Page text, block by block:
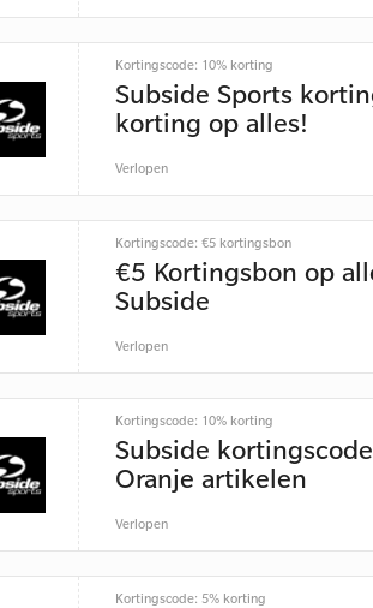
Kortingscode: 10% korting
Subside Sports
korting op alles!
Verlopen
Kortingscode: €5 kortingsbon
€5 Kortingsbon op
Subside
Verlopen
Kortingscode: 10% korting
Subside
Oranje artikelen
Verlopen
Kortingscode: 5% korting